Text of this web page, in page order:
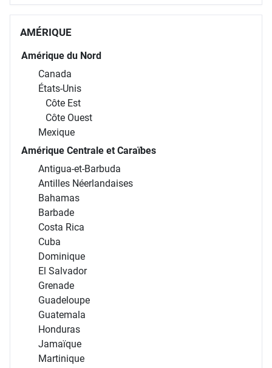
AMÉRIQUE
Amérique du Nord
Canada
États-Unis
Côte Est
Côte Ouest
Mexique
Amérique Centrale et Caraïbes
Antigua-et-Barbuda
Antilles Néerlandaises
Bahamas
Barbade
Costa Rica
Cuba
Dominique
El Salvador
Grenade
Guadeloupe
Guatemala
Honduras
Jamaïque
Martinique